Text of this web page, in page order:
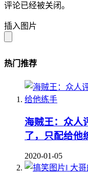
评论已经被关闭。
插入图片
热门推荐
海贼王：众人
了，只配给他
2020-01-05